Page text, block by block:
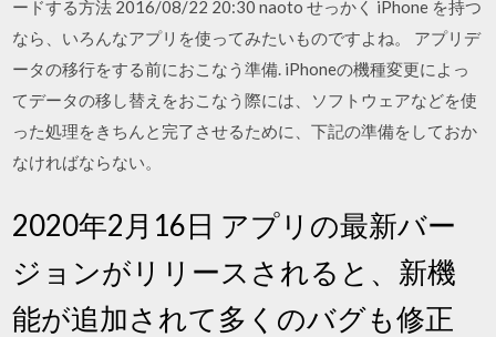
ードする方法 2016/08/22 20:30 naoto せっかく iPhone を持つ
なら、いろんなアプリを使ってみたいものですよね。 アプリデ
ータの移行をする前におこなう準備. iPhoneの機種変更によっ
てデータの移し替えをおこなう際には、ソフトウェアなどを使
った処理をきちんと完了させるために、下記の準備をしておか
なければならない。
2020年2月16日 アプリの最新バー
ジョンがリリースされると、新機
能が追加されて多くのバグも修正